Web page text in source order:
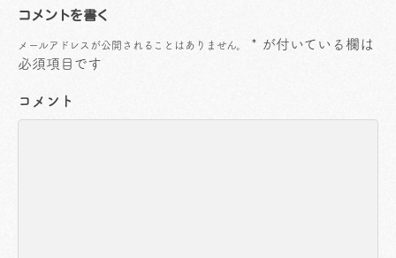
コメントを書く
メールアドレスが公開されることはありません。 * が付いている欄は
必須項目です
コメント